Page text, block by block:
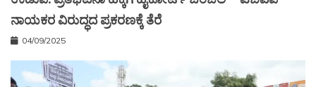
ನಾಯಕರ ವಿರುದ್ಧದ ಪ್ರಕರಣಕ್ಕೆ ತೆರೆ
04/09/2025